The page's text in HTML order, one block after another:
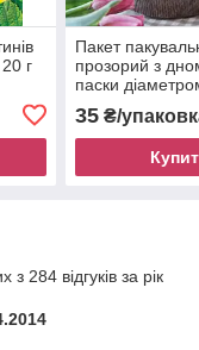
г
Пакет
прозорий з
паски
35₴/
з 284 відгуків за рік